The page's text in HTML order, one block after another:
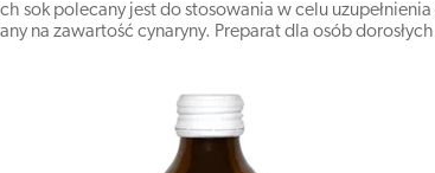
sok polecany jest do stosowania w celu
na zawartość cynaryny. Preparat dla osób